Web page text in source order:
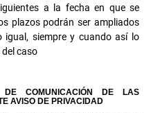
a la fecha en que se
plazos podrán ser ampliados
igual, siempre y cuando así lo
caso
DE COMUNICACIÓN DE LAS
AVISO DE PRIVACIDAD